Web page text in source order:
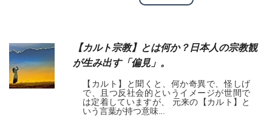
【カルト宗教】とは何か？日本人の宗教観
が生み出す「偏見」。
【カルト】と聞くと、何か奇異で、怪しげ
で、且つ反社会的というイメージが世間で
は定着していますが、 元来の【カルト】と
いう言葉が持つ意味...